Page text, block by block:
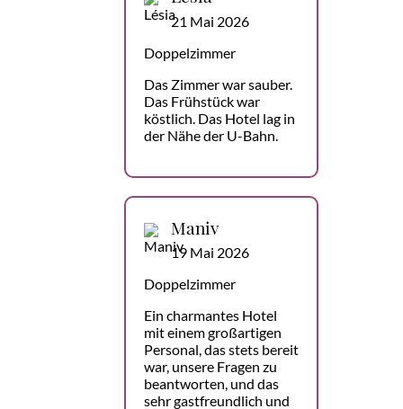
21 Mai 2026
Doppelzimmer
Das Zimmer war sauber.
Das Frühstück war
köstlich. Das Hotel lag in
der Nähe der U-Bahn.
Maniv
19 Mai 2026
Doppelzimmer
Ein charmantes Hotel
mit einem großartigen
Personal, das stets bereit
war, unsere Fragen zu
beantworten, und das
sehr gastfreundlich und